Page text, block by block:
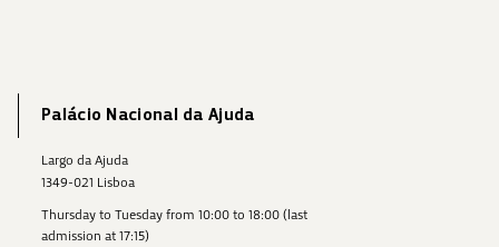
Palácio Nacional da Ajuda
Largo da Ajuda
1349-021 Lisboa
Thursday to Tuesday from 10:00 to 18:00 (last
admission at 17:15)